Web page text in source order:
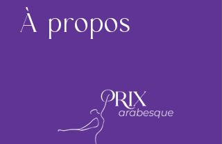
​À propos